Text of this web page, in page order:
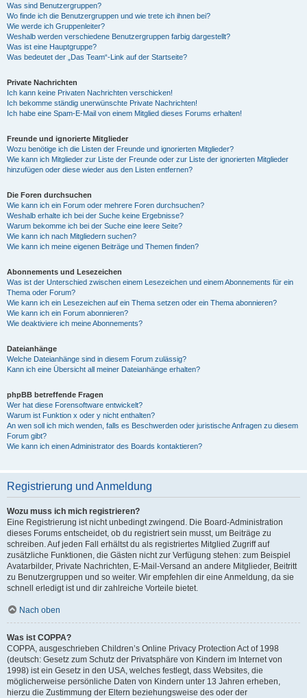
Was sind Benutzergruppen?
Wo finde ich die Benutzergruppen und wie trete ich ihnen bei?
Wie werde ich Gruppenleiter?
Weshalb werden verschiedene Benutzergruppen farbig dargestellt?
Was ist eine Hauptgruppe?
Was bedeutet der „Das Team“-Link auf der Startseite?
Private Nachrichten
Ich kann keine Privaten Nachrichten verschicken!
Ich bekomme ständig unerwünschte Private Nachrichten!
Ich habe eine Spam-E-Mail von einem Mitglied dieses Forums erhalten!
Freunde und ignorierte Mitglieder
Wozu benötige ich die Listen der Freunde und ignorierten Mitglieder?
Wie kann ich Mitglieder zur Liste der Freunde oder zur Liste der ignorierten Mitglieder
hinzufügen oder diese wieder aus den Listen entfernen?
Die Foren durchsuchen
Wie kann ich ein Forum oder mehrere Foren durchsuchen?
Weshalb erhalte ich bei der Suche keine Ergebnisse?
Warum bekomme ich bei der Suche eine leere Seite?
Wie kann ich nach Mitgliedern suchen?
Wie kann ich meine eigenen Beiträge und Themen finden?
Abonnements und Lesezeichen
Was ist der Unterschied zwischen einem Lesezeichen und einem Abonnements für ein
Thema oder Forum?
Wie kann ich ein Lesezeichen auf ein Thema setzen oder ein Thema abonnieren?
Wie kann ich ein Forum abonnieren?
Wie deaktiviere ich meine Abonnements?
Dateianhänge
Welche Dateianhänge sind in diesem Forum zulässig?
Kann ich eine Übersicht all meiner Dateianhänge erhalten?
phpBB betreffende Fragen
Wer hat diese Forensoftware entwickelt?
Warum ist Funktion x oder y nicht enthalten?
An wen soll ich mich wenden, falls es Beschwerden oder juristische Anfragen zu diesem
Forum gibt?
Wie kann ich einen Administrator des Boards kontaktieren?
Registrierung und Anmeldung
Wozu muss ich mich registrieren?
Eine Registrierung ist nicht unbedingt zwingend. Die Board-Administration
dieses Forums entscheidet, ob du registriert sein musst, um Beiträge zu
schreiben. Auf jeden Fall erhältst du als registriertes Mitglied Zugriff auf
zusätzliche Funktionen, die Gästen nicht zur Verfügung stehen: zum Beispiel
Avatarbilder, Private Nachrichten, E-Mail-Versand an andere Mitglieder, Beitritt
zu Benutzergruppen und so weiter. Wir empfehlen dir eine Anmeldung, da sie
schnell erledigt ist und dir zahlreiche Vorteile bietet.
Nach oben
Was ist COPPA?
COPPA, ausgeschrieben Children’s Online Privacy Protection Act of 1998
(deutsch: Gesetz zum Schutz der Privatsphäre von Kindern im Internet von
1998) ist ein Gesetz in den USA, welches festlegt, dass Websites, die
möglicherweise persönliche Daten von Kindern unter 13 Jahren erheben,
hierzu die Zustimmung der Eltern beziehungsweise des oder der